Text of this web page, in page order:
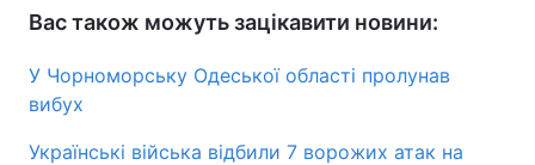
Вас також можуть зацікавити новини:
У Чорноморську Одеської області пролунав
вибух
Українські війська відбили 7 ворожих атак на